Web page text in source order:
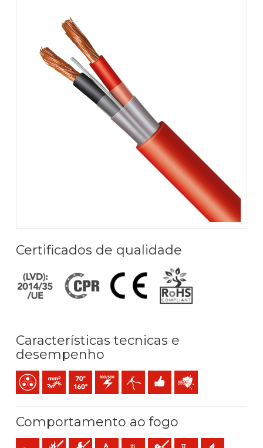
Certificados de qualidade
Características tecnicas e
desempenho
MulticondutorCondutor flexível cableado (classe 5) mm2
Temperatura máx. serviço: 70ºC / 160ºC
300 / 500 V C.A.Fácil descascado
Fácil instalação
Proteção
Comportamento ao fogo
Cca-s1b,d1,a1 (reacção ao fogo)
Não propagador do incêndio
Não propagador da chama
Baixa emissão de calor
Baixa produção de gotículas
Baixa opacidade e produção
Baixa acidez e
Sem